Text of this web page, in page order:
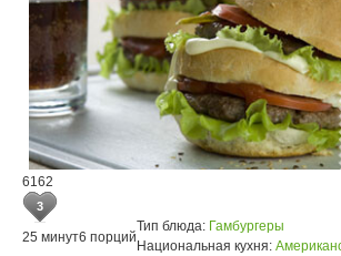
6162
3
25 минут6 порций
Тип блюда: Гамбургеры
Национальная кухня: